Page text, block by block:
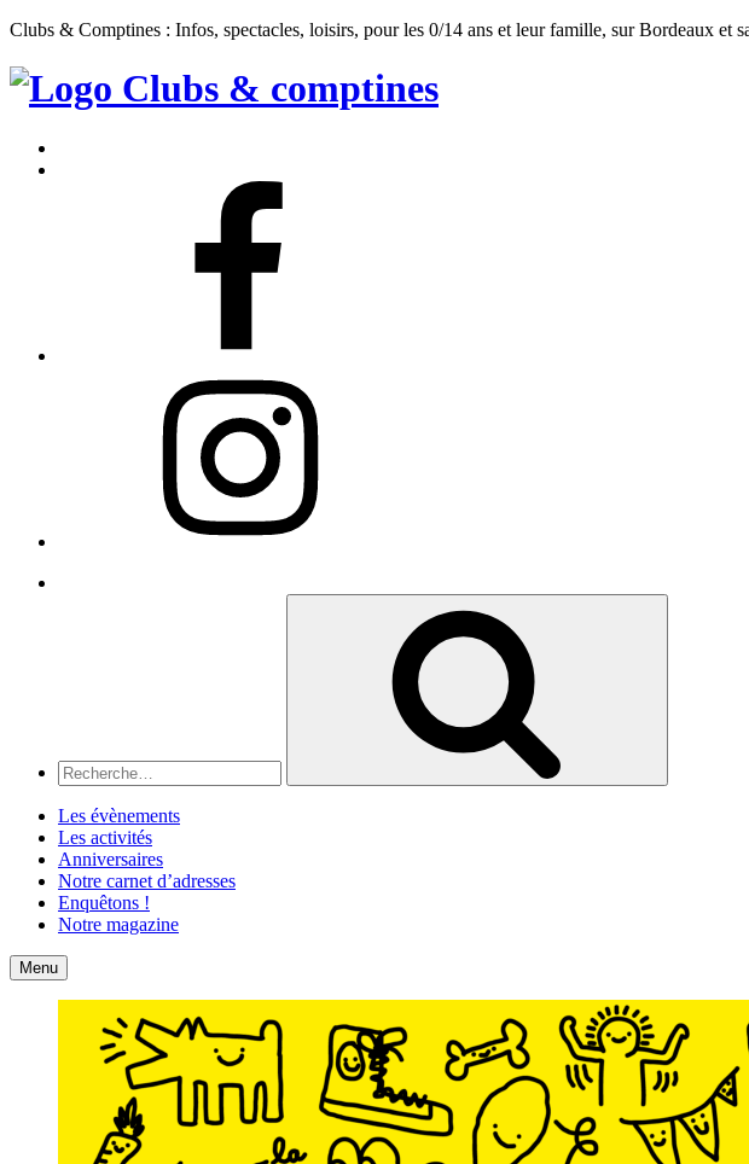
Clubs & Comptines : Infos, spectacles, loisirs, pour les 0/14 ans et leur famille, sur Bordeaux et
Clubs
Comptines
Les évènements
Les activités
Anniversaires
Notre carnet d’adresses
Enquêtons !
Notre magazine
Accueil
Menu Contact